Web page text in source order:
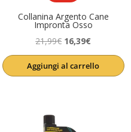
Collanina Argento Cane
Impronta Osso
21,99€ Il
prezzo
originale
16,39€Il
prezzo
attuale
Aggiungi al carrello